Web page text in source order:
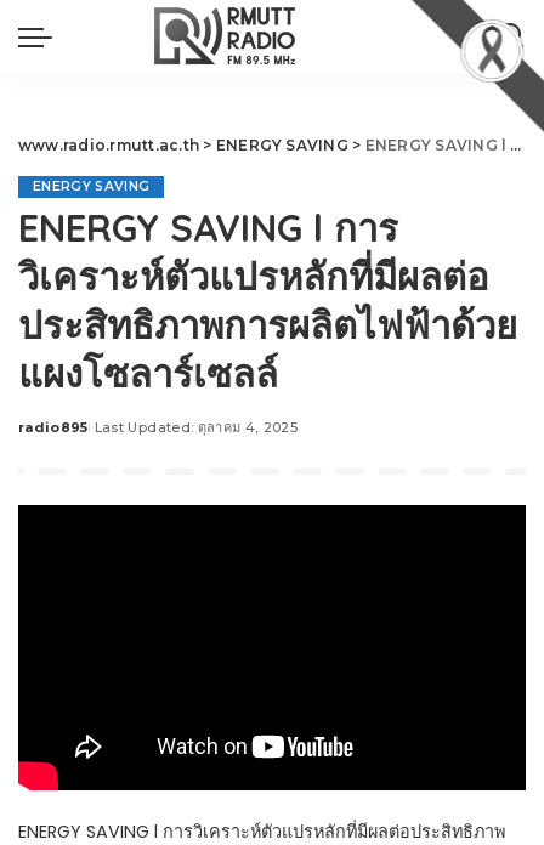
www.radio.rmutt.ac.th > ENERGY SAVING > ENERGY SAVING l การวิเคราะห์ตัวแปรหลักที่มีผลต่อประสิทธิภาพการผลิตไฟฟ้าด้วย แผงโซลาร์เซลล์
ENERGY SAVING
ENERGY SAVING l การ
วิเคราะห์ตัวแปรหลักที่มีผลต่อ
ประสิทธิภาพการผลิตไฟฟ้าด้วย
แผงโซลาร์เซลล์
Posted
radio895 Last Updated: ตุลาคม 4, 2025
ENERGY SAVING l การวิเคราะห์ตัวแปรหลักที่มีผลต่อประสิทธิภาพ